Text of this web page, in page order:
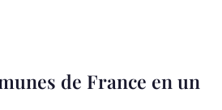
de France en un